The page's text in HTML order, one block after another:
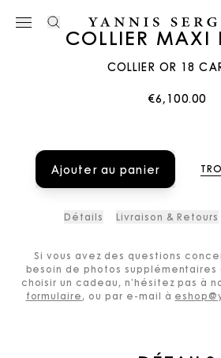
COLLIER MAXI
COLLIER OR 18
€6,100.00
Ajouter au panier
Détails Livraison & Retours
Si vous avez des questions
besoin de photos supplémentaires
choisir un cadeau, n’hésitez pas à
formulaire, ou par e-mail à